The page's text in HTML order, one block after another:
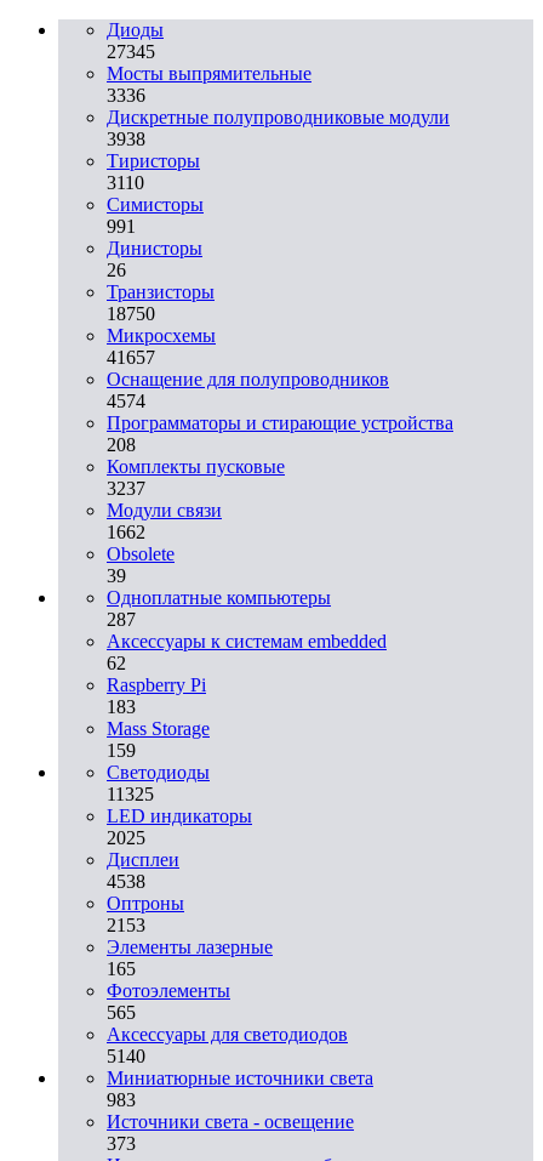
Диоды
27345
Мосты выпрямительные
3336
Дискретные полупроводниковые модули
3938
Тиристоры
3110
Симисторы
991
Динисторы
26
Транзисторы
18750
Микросхемы
41657
Оснащение для полупроводников
4574
Программаторы и стирающие устройства
208
Комплекты пусковые
3237
Модули связи
1662
Obsolete
39
Одноплатные компьютеры
287
Аксессуары к системам embedded
62
Raspberry Pi
183
Mass Storage
159
Светодиоды
11325
LED индикаторы
2025
Дисплеи
4538
Оптроны
2153
Элементы лазерные
165
Фотоэлементы
565
Аксессуары для светодиодов
5140
Миниатюрные источники света
983
Источники света - освещение
373